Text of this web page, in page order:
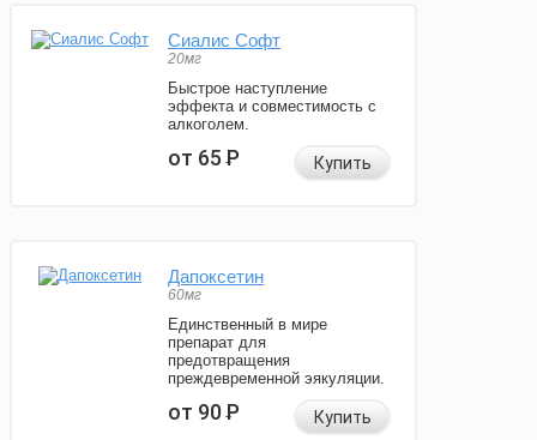
Сиалис Софт
20мг
Быстрое наступление
эффекта и совместимость с
алкоголем.
от 65Р Купить
Дапоксетин
60мг
Единственный в мире
препарат для
предотвращения
преждевременной эякуляции.
от 90Р Купить